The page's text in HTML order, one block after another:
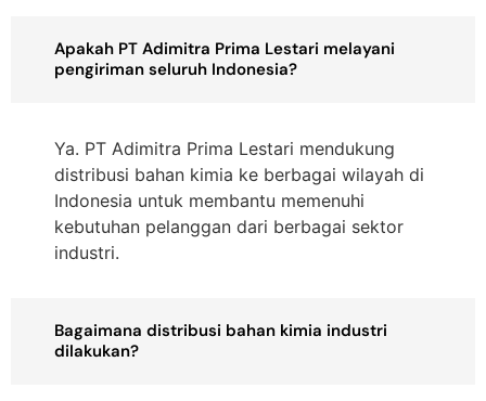
Apakah PT Adimitra Prima Lestari melayani
pengiriman seluruh Indonesia?
Ya. PT Adimitra Prima Lestari mendukung
distribusi bahan kimia ke berbagai wilayah di
Indonesia untuk membantu memenuhi
kebutuhan pelanggan dari berbagai sektor
industri.
Bagaimana distribusi bahan kimia industri
dilakukan?